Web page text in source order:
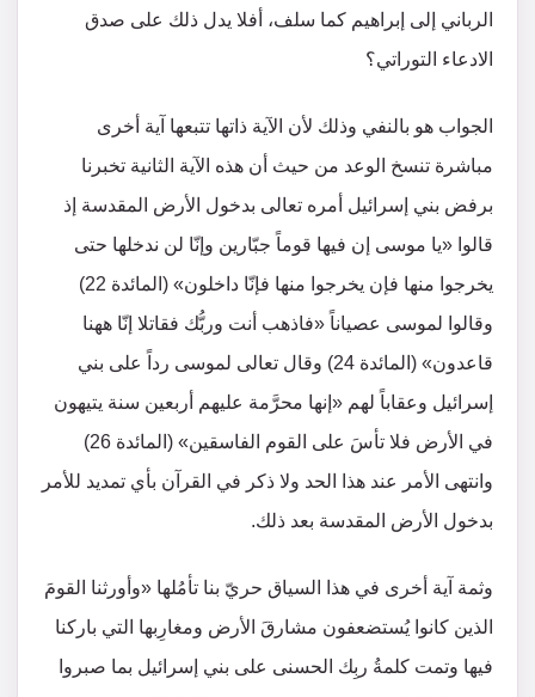
الرباني إلى إبراهيم كما سلف، أفلا يدل ذلك على صدق
الادعاء التوراتي؟
الجواب هو بالنفي وذلك لأن الآية ذاتها تتبعها آية أخرى
مباشرة تنسخ الوعد من حيث أن هذه الآية الثانية تخبرنا
برفض بني إسرائيل أمره تعالى بدخول الأرض المقدسة إذ
قالوا «يا موسى إن فيها قوماً جبّارين وإنّا لن ندخلها حتى
يخرجوا منها فإن يخرجوا منها فإنّا داخلون» (المائدة 22)
وقالوا لموسى عصياناً «فاذهب أنت وربُّك فقاتلا إنّا ههنا
قاعدون» (المائدة 24) وقال تعالى لموسى رداً على بني
إسرائيل وعقاباً لهم «إنها محرَّمة عليهم أربعين سنة يتيهون
في الأرض فلا تأسَ على القوم الفاسقين» (المائدة 26)
وانتهى الأمر عند هذا الحد ولا ذكر في القرآن بأي تمديد للأمر
بدخول الأرض المقدسة بعد ذلك.
وثمة آية أخرى في هذا السياق حريّ بنا تأمُلها «وأورثنا القومَ
الذين كانوا يُستضعفون مشارقَ الأرض ومغارِبها التي باركنا
فيها وتمت كلمةُ ربِك الحسنى على بني إسرائيل بما صبروا